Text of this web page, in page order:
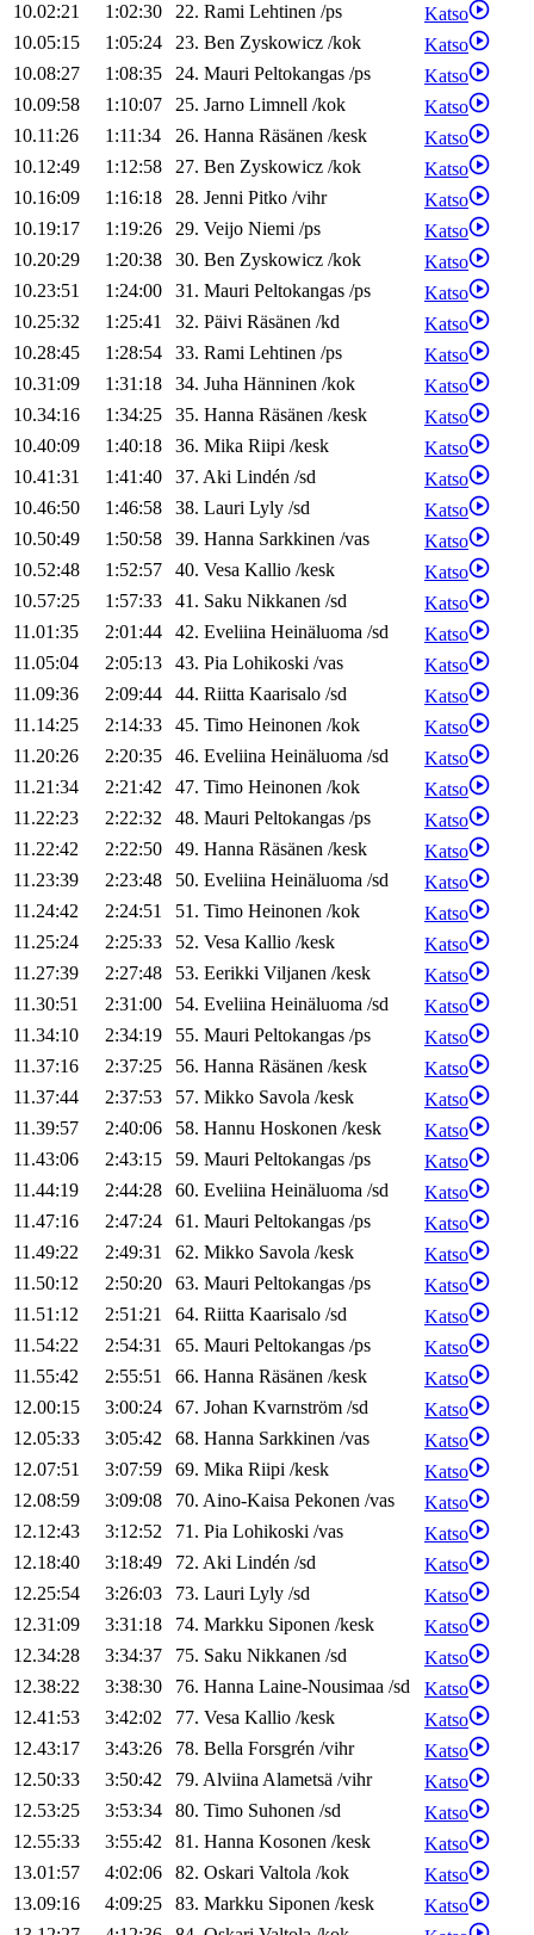
10.02:21
1:02:30 22. Rami Lehtinen /ps
Katso
10.05:15
1:05:24 23. Ben Zyskowicz /kok
Katso
10.08:27
1:08:35 24. Mauri Peltokangas /ps
Katso
10.09:58
1:10:07 25. Jarno Limnell /kok
Katso
10.11:26
1:11:34 26. Hanna Räsänen /kesk
Katso
10.12:49
1:12:58 27. Ben Zyskowicz /kok
Katso
10.16:09
1:16:18 28. Jenni Pitko /vihr
Katso
10.19:17
1:19:26 29. Veijo Niemi /ps
Katso
10.20:29
1:20:38 30. Ben Zyskowicz /kok
Katso
10.23:51
1:24:00 31. Mauri Peltokangas /ps
Katso
10.25:32
1:25:41 32. Päivi Räsänen /kd
Katso
10.28:45
1:28:54 33. Rami Lehtinen /ps
Katso
10.31:09
1:31:18 34. Juha Hänninen /kok
Katso
10.34:16
1:34:25 35. Hanna Räsänen /kesk
Katso
10.40:09
1:40:18 36. Mika Riipi /kesk
Katso
10.41:31
1:41:40 37. Aki Lindén /sd
Katso
10.46:50
1:46:58 38. Lauri Lyly /sd
Katso
10.50:49
1:50:58 39. Hanna Sarkkinen /vas
Katso
10.52:48
1:52:57 40. Vesa Kallio /kesk
Katso
10.57:25
1:57:33 41. Saku Nikkanen /sd
Katso
11.01:35
2:01:44 42. Eveliina Heinäluoma /sd
Katso
11.05:04
2:05:13 43. Pia Lohikoski /vas
Katso
11.09:36
2:09:44 44. Riitta Kaarisalo /sd
Katso
11.14:25
2:14:33 45. Timo Heinonen /kok
Katso
11.20:26
2:20:35 46. Eveliina Heinäluoma /sd
Katso
11.21:34
2:21:42 47. Timo Heinonen /kok
Katso
11.22:23
2:22:32 48. Mauri Peltokangas /ps
Katso
11.22:42
2:22:50 49. Hanna Räsänen /kesk
Katso
11.23:39
2:23:48 50. Eveliina Heinäluoma /sd
Katso
11.24:42
2:24:51 51. Timo Heinonen /kok
Katso
11.25:24
2:25:33 52. Vesa Kallio /kesk
Katso
11.27:39
2:27:48 53. Eerikki Viljanen /kesk
Katso
11.30:51
2:31:00 54. Eveliina Heinäluoma /sd
Katso
11.34:10
2:34:19 55. Mauri Peltokangas /ps
Katso
11.37:16
2:37:25 56. Hanna Räsänen /kesk
Katso
11.37:44
2:37:53 57. Mikko Savola /kesk
Katso
11.39:57
2:40:06 58. Hannu Hoskonen /kesk
Katso
11.43:06
2:43:15 59. Mauri Peltokangas /ps
Katso
11.44:19
2:44:28 60. Eveliina Heinäluoma /sd
Katso
11.47:16
2:47:24 61. Mauri Peltokangas /ps
Katso
11.49:22
2:49:31 62. Mikko Savola /kesk
Katso
11.50:12
2:50:20 63. Mauri Peltokangas /ps
Katso
11.51:12
2:51:21 64. Riitta Kaarisalo /sd
Katso
11.54:22
2:54:31 65. Mauri Peltokangas /ps
Katso
11.55:42
2:55:51 66. Hanna Räsänen /kesk
Katso
12.00:15
3:00:24 67. Johan Kvarnström /sd
Katso
12.05:33
3:05:42 68. Hanna Sarkkinen /vas
Katso
12.07:51
3:07:59 69. Mika Riipi /kesk
Katso
12.08:59
3:09:08 70. Aino-Kaisa Pekonen /vas
Katso
12.12:43
3:12:52 71. Pia Lohikoski /vas
Katso
12.18:40
3:18:49 72. Aki Lindén /sd
Katso
12.25:54
3:26:03 73. Lauri Lyly /sd
Katso
12.31:09
3:31:18 74. Markku Siponen /kesk
Katso
12.34:28
3:34:37 75. Saku Nikkanen /sd
Katso
12.38:22
3:38:30 76. Hanna Laine-Nousimaa /sd
Katso
12.41:53
3:42:02 77. Vesa Kallio /kesk
Katso
12.43:17
3:43:26 78. Bella Forsgrén /vihr
Katso
12.50:33
3:50:42 79. AlviinaAlametsä /vihr
Katso
12.53:25
3:53:34 80. Timo Suhonen /sd
Katso
12.55:33
3:55:42 81. Hanna Kosonen /kesk
Katso
13.01:57
4:02:06 82. Oskari Valtola /kok
Katso
13.09:16
4:09:25 83. Markku Siponen /kesk
Katso